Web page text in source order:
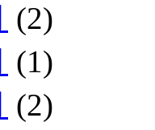
(2)
(1)
(2)